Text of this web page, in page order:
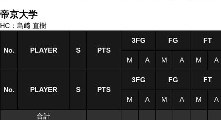
帝京大学
HC：島﨑 直樹
No. PLAYER S
No. PLAYER S
合計
No. PLAYER S PTS
3FG FG FT
M A M A M A
No. PLAYER S PTS
3FG FG FT
M A M A M A
合計